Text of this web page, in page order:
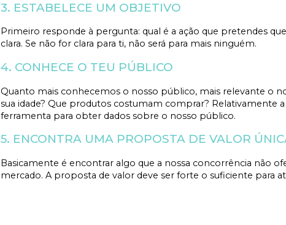
3. ESTABELECE UM OBJETIVO
Primeiro responde à pergunta: qual é a ação que pretendes
clara. Se não for clara para ti, não será para mais ninguém.
4. CONHECE O TEU PÚBLICO
Quanto mais conhecemos o nosso público, mais relevante o
sua idade? Que produtos costumam comprar? Relativamente
ferramenta para obter dados sobre o nosso público.
5. ENCONTRA UMA PROPOSTA DE VALOR
Basicamente é encontrar algo que a nossa concorrência não
mercado. A proposta de valor deve ser forte o suficiente para